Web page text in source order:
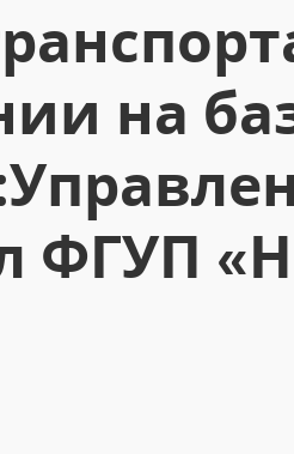
на
ФГУП